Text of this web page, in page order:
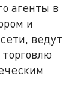
агенты в
и
ведут